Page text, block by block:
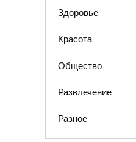
Здоровье
Красота
Общество
Развлечение
Разное